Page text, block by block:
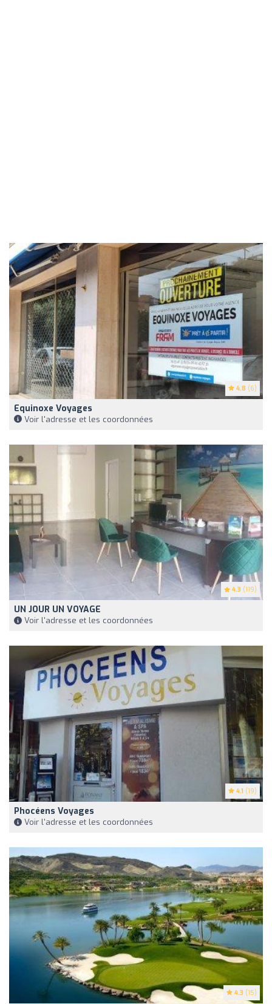
4.8 (6)
Equinoxe Voyages
Voir l'adresse et les coordonnées
4.3 (119)
UN JOUR UN VOYAGE
Voir l'adresse et les coordonnées
4.1 (19)
Phocéens Voyages
Voir l'adresse et les coordonnées
4.3 (15)